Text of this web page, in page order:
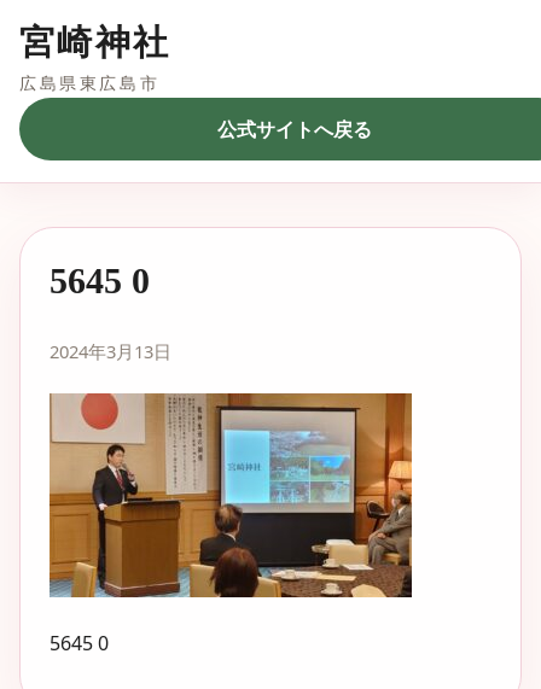
宮崎神社
広島県東広島市
公式サイトへ戻る
5645 0
2024年3月13日
5645 0